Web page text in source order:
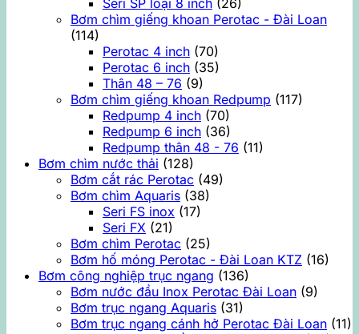
Bơm chìm giếng khoan Perotac - Đài Loan
(114)
Perotac 4 inch (70)
Perotac 6 inch (35)
Thân 48 – 76 (9)
Bơm chìm giếng khoan Redpump (117)
Redpump 4 inch (70)
Redpump 6 inch (36)
Redpump thân 48 - 76 (11)
Bơm chìm nước thải (128)
Bơm cắt rác Perotac (49)
Bơm chìm Aquaris (38)
Seri FS inox (17)
Seri FX (21)
Bơm chìm Perotac (25)
Bơm hố móng Perotac - Đài Loan KTZ (16)
Bơm công nghiệp trục ngang (136)
Bơm nước đầu Inox Perotac Đài Loan (9)
Bơm trục ngang Aquaris (31)
Bơm trục ngang cánh hở Perotac Đài Loan (11)